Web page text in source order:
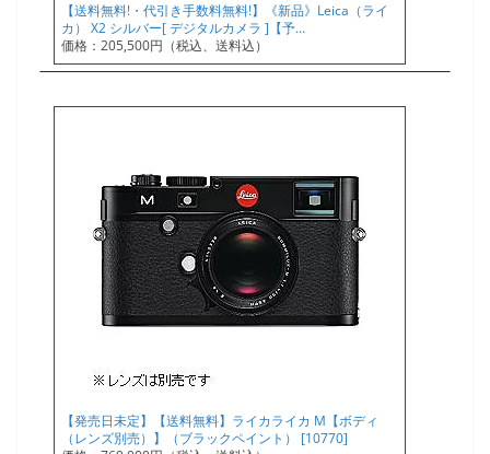
【送料無料!・代引き手数料無料!】《新品》Leica（ライ
カ） X2 シルバー[ デジタルカメラ ]【予…
価格：205,500円（税込、送料込）
【発売日未定】【送料無料】ライカライカ M【ボディ
（レンズ別売）】（ブラックペイント） [10770]